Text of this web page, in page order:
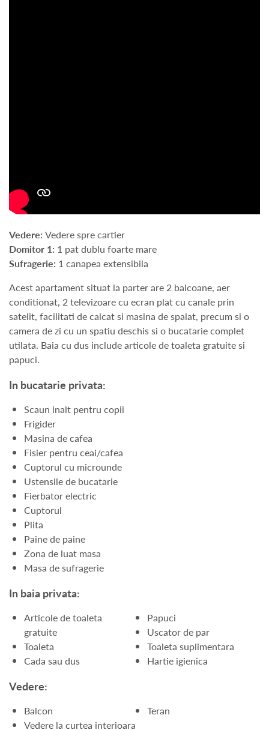
Vedere: Vedere spre cartier
Domitor 1: 1 pat dublu foarte mare
Sufragerie: 1 canapea extensibila
Acest apartament situat la parter are 2 balcoane, aer
conditionat, 2 televizoare cu ecran plat cu canale prin
satelit, facilitati de calcat si masina de spalat, precum si o
camera de zi cu un spatiu deschis si o bucatarie complet
utilata. Baia cu dus include articole de toaleta gratuite si
papuci.
In bucatarie privata:
Scaun inalt pentru copii
Frigider
Masina de cafea
Fisier pentru ceai/cafea
Cuptorul cu microunde
Ustensile de bucatarie
Fierbator electric
Cuptorul
Plita
Paine de paine
Zona de luat masa
Masa de sufragerie
In baia privata:
Articole de toaleta
gratuite
Toaleta
Cada sau dus
Papuci
Uscator de par
Toaleta suplimentara
Hartie igienica
Vedere:
Balcon
Vedere la curtea interioara
Teran